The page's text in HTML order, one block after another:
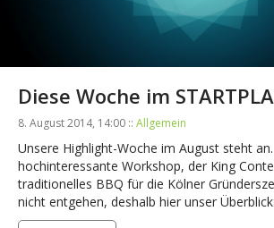
Diese Woche im
8. August 2014, 14:00 :: Allgemein
Unsere Highlight-Woche im August steht
hochinteressante Workshop, der King
traditionelles BBQ für die Kölner
nicht entgehen, deshalb hier unser Überblick: